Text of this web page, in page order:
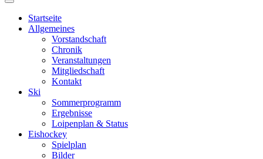
Suchfeld
ein-/ausblenden
Startseite
Allgemeines
Vorstandschaft
Chronik
Veranstaltungen
Mitgliedschaft
Kontakt
Ski
Sommerprogramm
Ergebnisse
Loipenplan & Status
Eishockey
Spielplan
Bilder